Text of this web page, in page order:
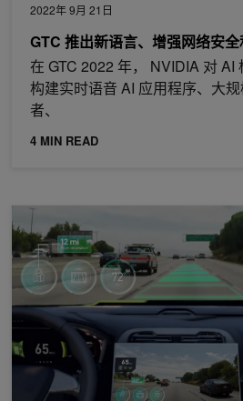
2022年 9月 21日
GTC 推出新语言、增强网络安
在 GTC 2022 年， NVIDIA 对 AI
构建实时语音 AI 应用程序、大
者、
4 MIN READ
使用 Vulkan SC 进行安全关键图形和